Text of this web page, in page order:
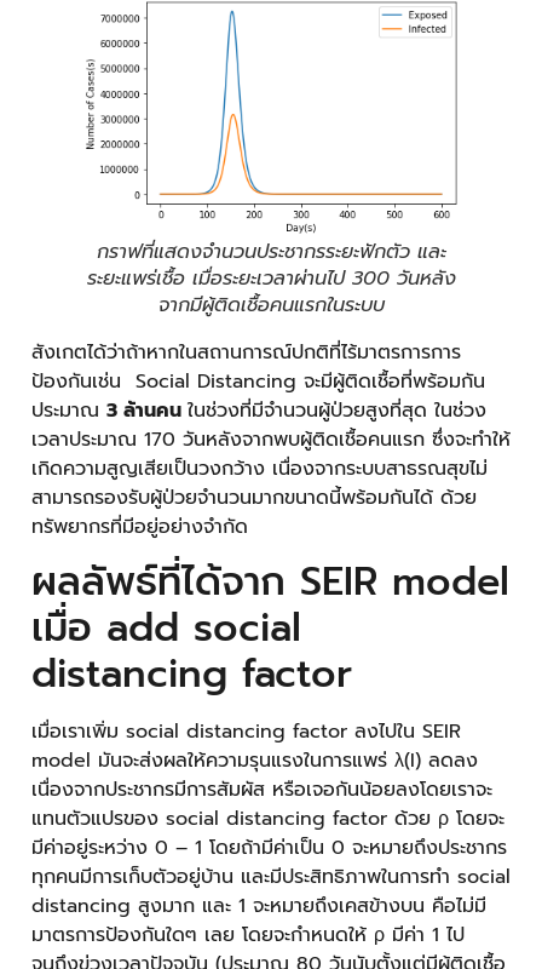
กราฟที่แสดงจำนวนประชากรระยะฟักตัว และ
ระยะแพร่เชื้อ เมื่อระยะเวลาผ่านไป 300 วันหลัง
จากมีผู้ติดเชื้อคนแรกในระบบ
สังเกตได้ว่าถ้าหากในสถานการณ์ปกติที่ไร้มาตรการการ
ป้องกันเช่น Social Distancing จะมีผู้ติดเชื้อที่พร้อมกัน
ประมาณ 3 ล้านคน ในช่วงที่มีจำนวนผู้ป่วยสูงที่สุด ในช่วง
เวลาประมาณ 170 วันหลังจากพบผู้ติดเชื้อคนแรก ซึ่งจะทำให้
เกิดความสูญเสียเป็นวงกว้าง เนื่องจากระบบสาธรณสุขไม่
สามารถรองรับผู้ป่วยจำนวนมากขนาดนี้พร้อมกันได้ ด้วย
ทรัพยากรที่มีอยู่อย่างจำกัด
ผลลัพธ์ที่ได้จาก SEIR model
เมื่อ add social
distancing factor
เมื่อเราเพิ่ม social distancing factor ลงไปใน SEIR
model มันจะส่งผลให้ความรุนแรงในการแพร่ λ(I) ลดลง
เนื่องจากประชากรมีการสัมผัส หรือเจอกันน้อยลงโดยเราจะ
แทนตัวแปรของ social distancing factor ด้วย ρ โดยจะ
มีค่าอยู่ระหว่าง 0 – 1 โดยถ้ามีค่าเป็น 0 จะหมายถึงประชากร
ทุกคนมีการเก็บตัวอยู่บ้าน และมีประสิทธิภาพในการทำ social
distancing สูงมาก และ 1 จะหมายถึงเคสข้างบน คือไม่มี
มาตรการป้องกันใดๆ เลย โดยจะกำหนดให้ ρ มีค่า 1 ไป